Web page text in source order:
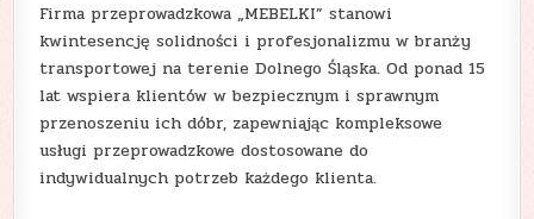
Firma przeprowadzkowa „MEBELKI” stanowi
kwintesencję solidności i profesjonalizmu w branży
transportowej na terenie Dolnego Śląska. Od ponad 15
lat wspiera klientów w bezpiecznym i sprawnym
przenoszeniu ich dóbr, zapewniając kompleksowe
usługi przeprowadzkowe dostosowane do
indywidualnych potrzeb każdego klienta.